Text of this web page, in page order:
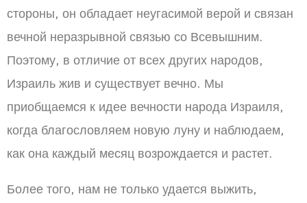
стороны, он обладает неугасимой верой и связан
вечной неразрывной связью со Всевышним.
Поэтому, в отличие от всех других народов,
Израиль жив и существует вечно. Мы
приобщаемся к идее вечности народа Израиля,
когда благословляем новую луну и наблюдаем,
как она каждый месяц возрождается и растет.
Более того, нам не только удается выжить,